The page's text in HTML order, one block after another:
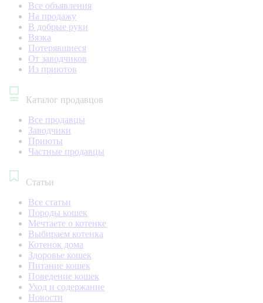
Все объявления
На продажу
В добрые руки
Вязка
Потерявшиеся
От заводчиков
Из приютов
Каталог продавцов
Все продавцы
Заводчики
Приюты
Частные продавцы
Статьи
Все статьи
Породы кошек
Мечтаете о котенке
Выбираем котенка
Котенок дома
Здоровье кошек
Питание кошек
Поведение кошек
Уход и содержание
Новости